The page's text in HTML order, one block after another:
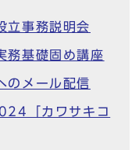
立事務説明会
務基礎固め講座
のメール配信
「カワサキコ